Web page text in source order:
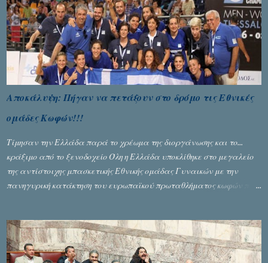
Αποκάλυψη: Πήγαν να πετάξουν στο δρόμο τις Εθνικές
ομάδες Κωφών!!!
Τίμησαν την Ελλάδα παρά το χρέωμα της διοργάνωσης και το...
κράξιμο από το ξενοδοχείο Όλη η Ελλάδα υποκλίθηκε στο μεγαλείο
της αντίστοιχης μπασκετικής Εθνικής ομάδας Γυναικών με την
πανηγυρική κατάκτηση του ευρωπαϊκού πρωταθλήματος κωφών που
Ζέρβα με την πορεία τους που ολοκληρώθηκε με τη νίκη τους στον
τελικό επί της Λιθουανίας, υπάρχουν και τα δυσάρεστα. Τα πολύ
δυσάρεστα...